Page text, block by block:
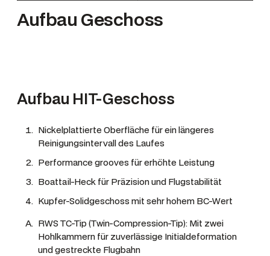
Aufbau Geschoss
Aufbau HIT-Geschoss
Nickelplattierte Oberfläche für ein längeres
Reinigungsintervall des Laufes
Performance grooves für erhöhte Leistung
Boattail-Heck für Präzision und Flugstabilität
Kupfer-Solidgeschoss mit sehr hohem BC-Wert
RWS TC-Tip (Twin-Compression-Tip): Mit zwei
Hohlkammern für zuverlässige Initialdeformation
und gestreckte Flugbahn